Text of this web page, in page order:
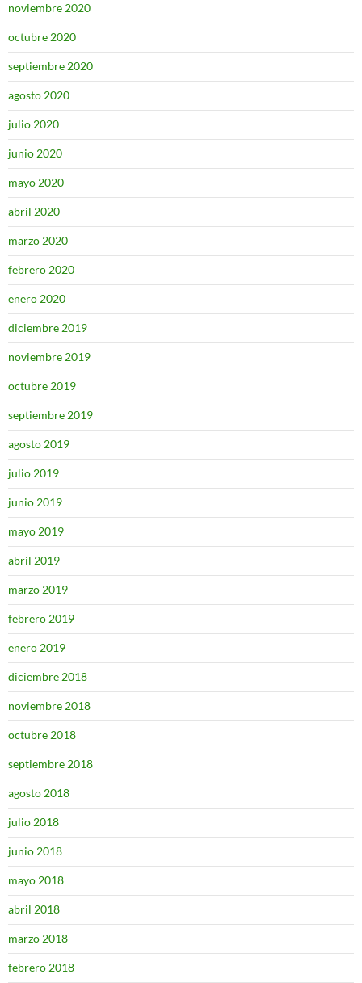
noviembre 2020
octubre 2020
septiembre 2020
agosto 2020
julio 2020
junio 2020
mayo 2020
abril 2020
marzo 2020
febrero 2020
enero 2020
diciembre 2019
noviembre 2019
octubre 2019
septiembre 2019
agosto 2019
julio 2019
junio 2019
mayo 2019
abril 2019
marzo 2019
febrero 2019
enero 2019
diciembre 2018
noviembre 2018
octubre 2018
septiembre 2018
agosto 2018
julio 2018
junio 2018
mayo 2018
abril 2018
marzo 2018
febrero 2018